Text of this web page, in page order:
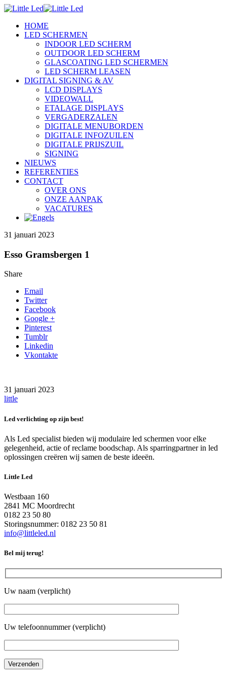
HOME
LED SCHERMEN
INDOOR LED SCHERM
OUTDOOR LED SCHERM
GLASCOATING LED SCHERMEN
LED SCHERM LEASEN
DIGITAL SIGNING & AV
LCD DISPLAYS
VIDEOWALL
ETALAGE DISPLAYS
VERGADERZALEN
DIGITALE MENUBORDEN
DIGITALE INFOZUILEN
DIGITALE PRIJSZUIL
SIGNING
NIEUWS
REFERENTIES
CONTACT
OVER ONS
ONZE AANPAK
VACATURES
31 januari 2023
Esso Gramsbergen 1
Share
Email
Twitter
Facebook
Google +
Pinterest
Tumblr
Linkedin
Vkontakte
31 januari 2023
little
Led verlichting op zijn best!
Als Led specialist bieden wij modulaire led schermen voor elke
gelegenheid, actie of reclame boodschap. Als sparringpartner in led
oplossingen creëren wij samen de beste ideeën.
Little Led
Westbaan 160
2841 MC Moordrecht
0182 23 50 80
Storingsnummer: 0182 23 50 81
info@littleled.nl
Bel mij terug!
Uw naam (verplicht)
Uw telefoonnummer (verplicht)